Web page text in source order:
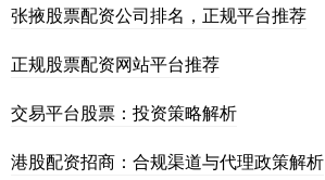
张掖股票配资公司排名，正规平台推荐
正规股票配资网站平台推荐
交易平台股票：投资策略解析
港股配资招商：合规渠道与代理政策解析